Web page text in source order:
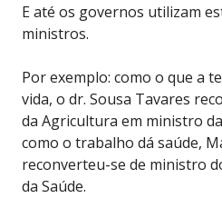
E até os governos utilizam
ministros.
Por exemplo: como o que a
vida, o dr. Sousa Tavares
da Agricultura em ministro
como o trabalho dá saúde,
reconverteu-se de ministro
da Saúde.